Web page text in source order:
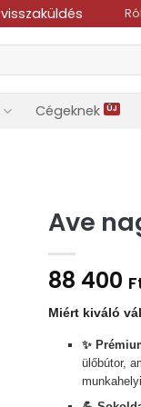
Cégeknek
Ave
88 400
Miért kiváló
✨
ülőbútor,